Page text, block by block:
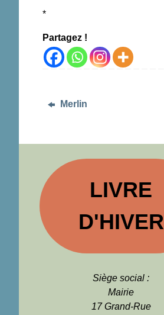
*
Partagez !
Merlin
LIVRE
D'HIVER
Siège social :
Mairie
17 Grand-Rue